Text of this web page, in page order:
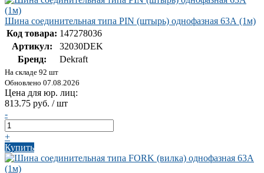
Шина соединительная типа PIN (штырь) однофазная 63А (1м)
Код товара: 147278036
Артикул:
32030DEK
Бренд:
Dekraft
На складе 92 шт
Обновлено 07.08.2026
Цена для юр. лиц:
813.75 руб. / шт
-
+
Купить